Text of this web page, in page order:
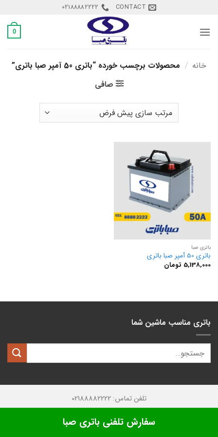
content
CONTACT
02188882222
0
خانه / محصولات برچسب خورده “باتری 50 آمپر صبا باتری”
صافی
باتری صبا
باتری 50 آمپر صبا باتری
5,138,000 تومان
باتری مناسب ماشین شما
تلفن تماس: 02188882222
سفارش تلفنی باتری صبا